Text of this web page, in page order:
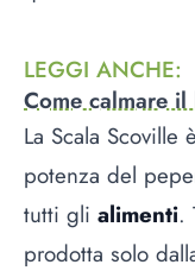
LEGGI ANCHE:
Come calmare
La Scala Scoville
potenza del
tutti gli alimenti.
prodotta solo